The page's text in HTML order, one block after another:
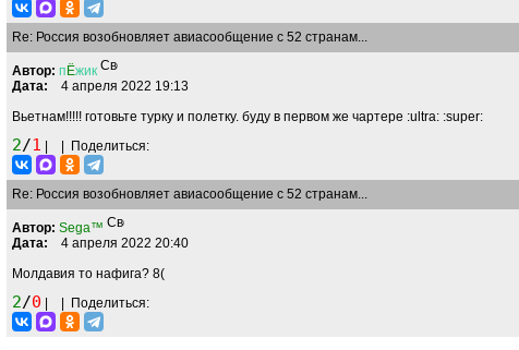
Re: Россия возобновляет авиасообщение с 52 странам...
Автор: п Ёжик
Дата: 4 апреля 2022 19:13
Вьетнам!!!!! готовьте турку и полетку. буду в первом же чартере :ultra: :super:
2/1 Поделиться:
Re: Россия возобновляет авиасообщение с 52 странам...
Автор: Sega™
Дата: 4 апреля 2022 20:40
Молдавия то нафига? 8(
2/0 Поделиться: